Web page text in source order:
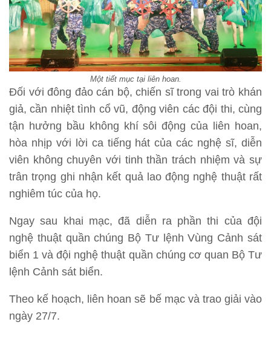
Một tiết mục tại liên hoan.
Đối với đông đảo cán bộ, chiến sĩ trong vai trò khán
giả, cần nhiệt tình cổ vũ, động viên các đội thi, cùng
tận hưởng bầu không khí sôi động của liên hoan,
hòa nhịp với lời ca tiếng hát của các nghệ sĩ, diễn
viên không chuyên với tinh thần trách nhiệm và sự
trân trọng ghi nhận kết quả lao động nghệ thuật rất
nghiêm túc của họ.
Ngay sau khai mạc, đã diễn ra phần thi của đội
nghệ thuật quần chúng Bộ Tư lệnh Vùng Cảnh sát
biển 1 và đội nghệ thuật quần chúng cơ quan Bộ Tư
lệnh Cảnh sát biển.
Theo kế hoạch, liên hoan sẽ bế mạc và trao giải vào
ngày 27/7.